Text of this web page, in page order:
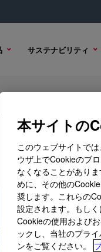
サステナビリティ
Glazing
サンプル オプション
本サイトの
このウェブサイトで
ウザ上でCookieのブ
なくなることがあり
めに、その他の
奨します。これらの
設定されます。もし
Cookieの使用および
ックし、当社のプラ
ンをご覧ください。